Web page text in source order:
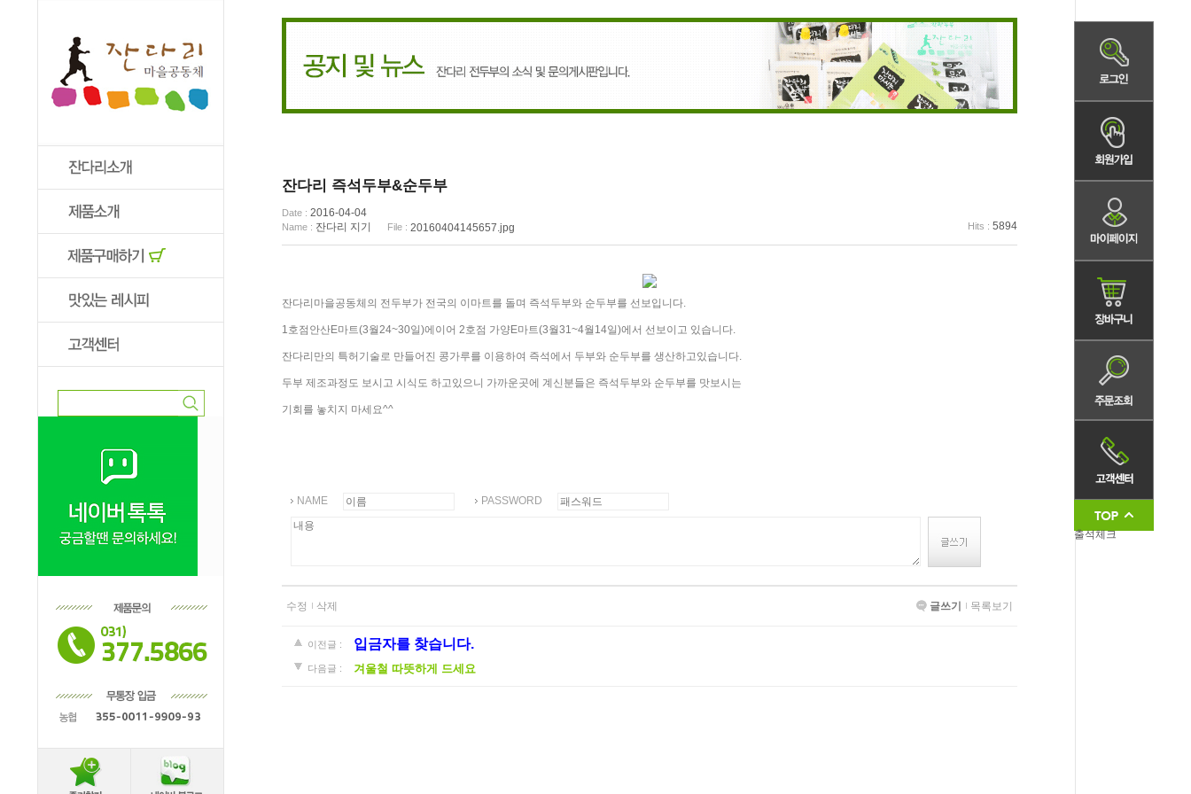
출석체크
잔다리 즉석두부&순두부
Date : 2016-04-04
Name : 잔다리 지기 File : 20160404145657.jpg Hits : 5894
잔다리마을공동체의 전두부가 전국의 이마트를 돌며 즉석두부와 순두부를 선보입니다.
1호점안산E마트(3월24~30일)에이어 2호점 가양E마트(3월31~4월14일)에서 선보이고 있습니다.
잔다리만의 특허기술로 만들어진 콩가루를 이용하여 즉석에서 두부와 순두부를 생산하고있습니다.
두부 제조과정도 보시고 시식도 하고있으니 가까운곳에 계신분들은 즉석두부와 순두부를 맛보시는
기회를 놓치지 마세요^^
NAME PASSWORD
수정 삭제 글쓰기 목록보기
이전글 : 입금자를 찾습니다.
다음글 : 겨울철 따뜻하게 드세요